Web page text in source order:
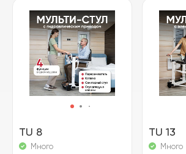
TU 8
Много
TU 13
Много